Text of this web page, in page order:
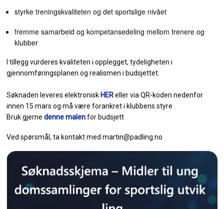
styrke treningskvaliteten og det sportslige nivået
fremme samarbeid og kompetansedeling mellom trenere og
klubber
I tillegg vurderes kvaliteten i opplegget, tydeligheten i
gjennomføringsplanen og realismen i budsjettet.
Søknaden leveres elektronisk HEReller via QR-koden nedenfor
innen 15.marsog må være forankret i klubbens styre
Bruk gjernedenne malenfor budsjett
Ved spørsmål, ta kontakt med martin@padling.no